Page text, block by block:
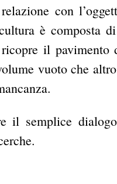
con
è composta
il pavimento
vuoto che
il semplice